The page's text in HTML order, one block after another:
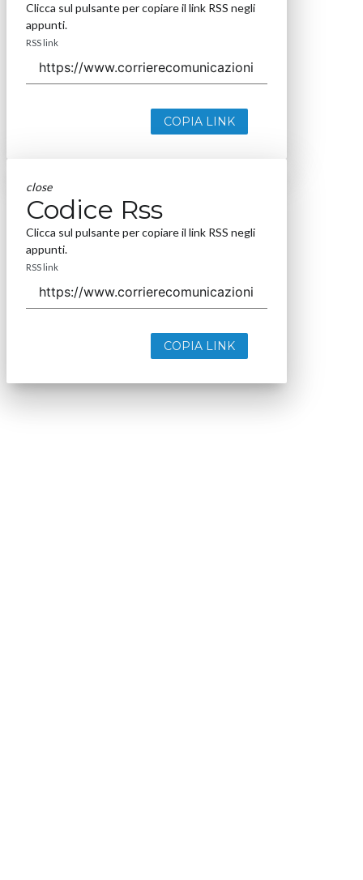
Clicca sul pulsante per copiare il link RSS negli
appunti.
RSS link
COPIA LINK
close
Codice Rss
Clicca sul pulsante per copiare il link RSS negli
appunti.
RSS link
COPIA LINK